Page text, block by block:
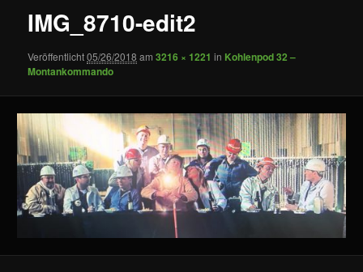
IMG_8710-edit2
Veröffentlicht05/26/2018 am3216 × 1221 in Kohlenpod 32 –
Montankommando